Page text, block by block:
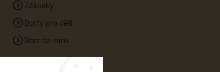
Zákusky
Dorty pro děti
Dort na míru